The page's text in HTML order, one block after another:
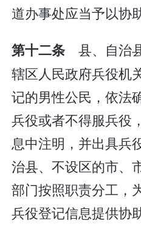
道办事处应当予以协助
第十二条 县、自治
辖区人民政府兵役机
记的男性公民，依法
兵役或者不得服兵役
息中注明，并出具兵
治县、不设区的市、
部门按照职责分工，
兵役登记信息提供协助